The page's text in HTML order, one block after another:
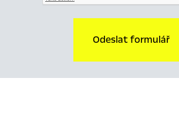
Odeslat formulář